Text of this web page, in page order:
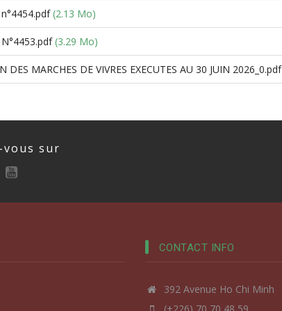
(2.13 Mo)
(3.29 Mo)
DES MARCHES DE VIVRES EXECUTES AU 30 JUIN 2026_0.pdf
vous sur
CONTACT INFO
392 Avenue Ho Chi Minh